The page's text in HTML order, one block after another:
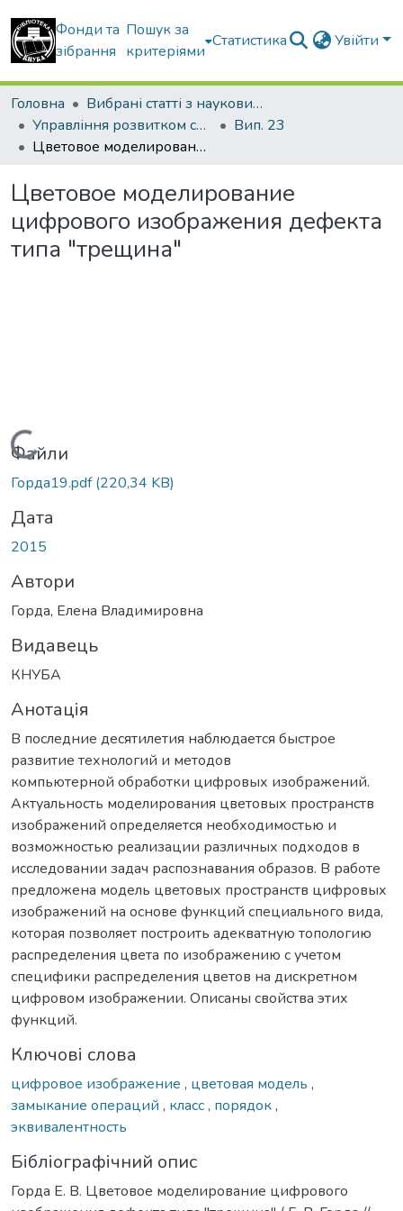
Фонди та
зібрання
Пошук за
критеріями
Статистика Увійти
Головна
Вибрані статті з наукових збірників КНУБА
Управління розвитком складних систем
Вип. 23
Цветовое моделирование цифрового изображения дефекта типа "трещина"
Цветовое моделирование
цифрового изображения дефекта
типа "трещина"
Вантажиться...
Файли
Горда19.pdf(220,34 KB)
Дата
2015
Автори
Горда, Елена Владимировна
Видавець
КНУБА
Анотація
В последние десятилетия наблюдается быстрое
развитие технологий и методов
компьютерной обработки цифровых изображений.
Актуальность моделирования цветовых пространств
изображений определяется необходимостью и
возможностью реализации различных подходов в
исследовании задач распознавания образов. В работе
предложена модель цветовых пространств цифровых
изображений на основе функций специального вида,
которая позволяет построить адекватную топологию
распределения цвета по изображению с учетом
специфики распределения цветов на дискретном
цифровом изображении. Описаны свойства этих
функций.
Ключові слова
цифровое изображение , цветовая модель ,
замыкание операций , класс, порядок,
эквивалентность
Бібліографічний опис
Горда Е. В. Цветовое моделирование цифрового